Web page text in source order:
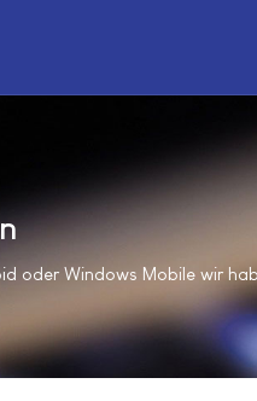
oder Windows Mobile wir